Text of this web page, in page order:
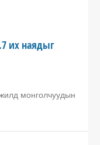
их наядыг
монголчуудын